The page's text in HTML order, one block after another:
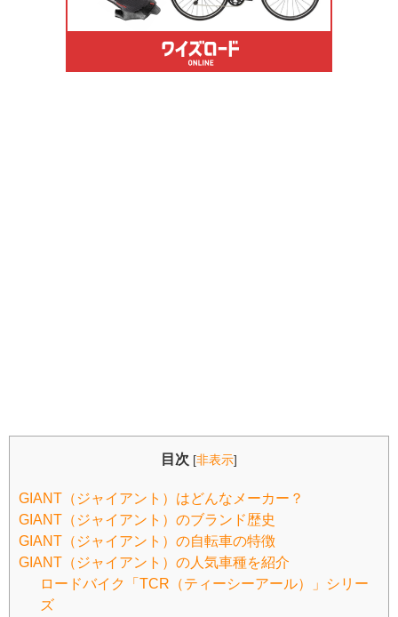
目次 [非表示]
GIANT（ジャイアント）はどんなメーカー？
GIANT（ジャイアント）のブランド歴史
GIANT（ジャイアント）の自転車の特徴
GIANT（ジャイアント）の人気車種を紹介
ロードバイク「TCR（ティーシーアール）」シリー
ズ